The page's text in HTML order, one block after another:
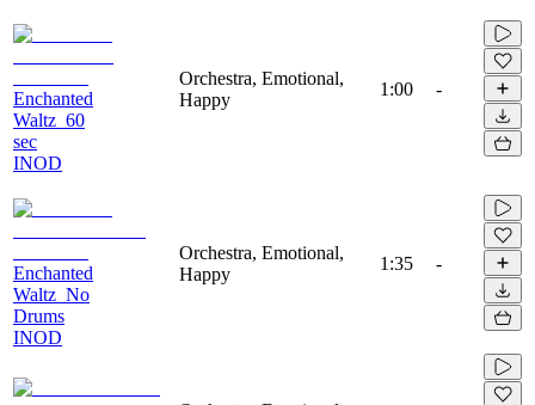
Enchanted
Waltz_60
sec
INOD
Orchestra, Emotional,
Happy
1:00 -
Enchanted
Waltz_No
Drums
INOD
Orchestra, Emotional,
Happy
1:35 -